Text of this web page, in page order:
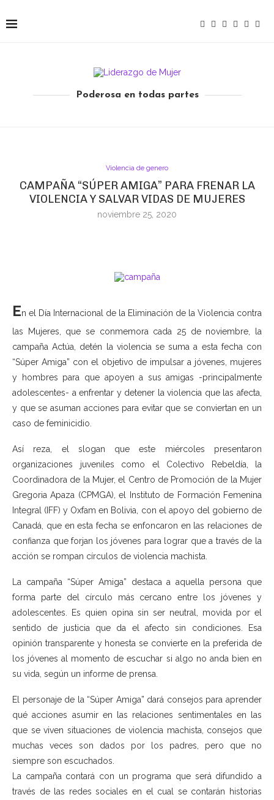
Poderosa en todas partes
Violencia de genero
CAMPAÑA “SÚPER AMIGA” PARA FRENAR LA
VIOLENCIA Y SALVAR VIDAS DE MUJERES
noviembre 25, 2020
En el Día Internacional de la Eliminación de la Violencia contra
las Mujeres, que se conmemora cada 25 de noviembre, la
campaña Actúa, detén la violencia se suma a esta fecha con
“Súper Amiga” con el objetivo de impulsar a jóvenes, mujeres
y hombres para que apoyen a sus amigas -principalmente
adolescentes- a enfrentar y detener la violencia que las afecta,
y que se asuman acciones para evitar que se conviertan en un
caso de feminicidio.
Así reza, el slogan que este miércoles presentaron
organizaciones juveniles como el Colectivo Rebeldía, la
Coordinadora de la Mujer, el Centro de Promoción de la Mujer
Gregoria Apaza (CPMGA), el Instituto de Formación Femenina
Integral (IFF) y Oxfam en Bolivia, con el apoyo del gobierno de
Canadá, que en esta fecha se enfoncaron en las relaciones de
confianza que forjan los jóvenes para lograr que a través de la
acción se rompan círculos de violencia machista.
La campaña “Súper Amiga” destaca a aquella persona que
forma parte del círculo más cercano entre los jóvenes y
adolescentes. Es quien opina sin ser neutral, movida por el
sentido de justicia que da el afecto sin condiciones. Esa
opinión transparente y honesta se convierte en la preferida de
los jóvenes al momento de escuchar si algo no anda bien en
su vida, según un informe de prensa.
El personaje de la “Súper Amiga” dará consejos para aprender
qué acciones asumir en las relaciones sentimentales en las
que se viven situaciones de violencia machista, consejos que
muchas veces son dados por los padres, pero que no
siempre son escuchados.
La campaña contará con un programa que será difundido a
través de las redes sociales en el cual se contarán historias